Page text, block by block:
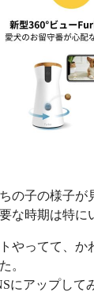
の子の様子が
な時期は特に
やってて、か
。
にアップして